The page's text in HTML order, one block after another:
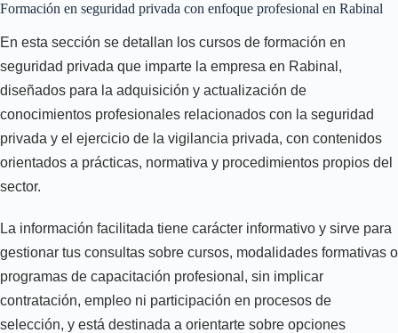
Formación en seguridad privada con enfoque profesional en Rabinal
En esta sección se detallan los cursos de formación en
seguridad privada que imparte la empresa en Rabinal,
diseñados para la adquisición y actualización de
conocimientos profesionales relacionados con la seguridad
privada y el ejercicio de la vigilancia privada, con contenidos
orientados a prácticas, normativa y procedimientos propios del
sector.
La información facilitada tiene carácter informativo y sirve para
gestionar tus consultas sobre cursos, modalidades formativas o
programas de capacitación profesional, sin implicar
contratación, empleo ni participación en procesos de
selección, y está destinada a orientarte sobre opciones